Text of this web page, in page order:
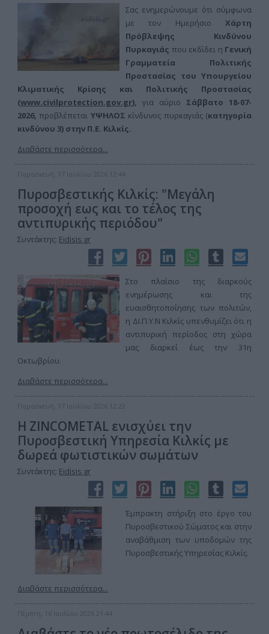
Σας ενημερώνουμε ότι σύμφωνα
με τον Ημερήσιο Χάρτη
Πρόβλεψης Κινδύνου
Πυρκαγιάς που εκδίδει η Γενική
Γραμματεία Πολιτικής
Προστασίας του Υπουργείου
Κλιματικής Κρίσης και Πολιτικής Προστασίας
(www.civilprotection.gov.gr), για αύριο Σάββατο 18-07-
2026, προβλέπεται ΥΨΗΛΟΣ κίνδυνος πυρκαγιάς (κατηγορία
κινδύνου 3) στην Π.Ε. Κιλκίς.
Διαβάστε περισσότερα...
Παρασκευή, 17 Ιουλίου 2026 12:44
Πυροσβεστικής Κιλκίς: "Μεγάλη
προσοχή εως και το τέλος της
αντιπυρικής περιόδου"
Συντάκτης: Eidisis.gr
Στο πλαίσιο της διαρκούς
ενημέρωσης και της
ευαισθητοποίησης των πολιτών,
η ΔΙ.Π.Υ.Ν Κιλκίς υπενθυμίζει ότι η
αντιπυρική περίοδος στη χώρα
μας διαρκεί έως την 31η
Οκτωβρίου.
Διαβάστε περισσότερα...
Παρασκευή, 17 Ιουλίου 2026 12:22
Η ZINCOMETAL ενισχύει την
Πυροσβεστική Υπηρεσία Κιλκίς με
δωρεά φωτιστικών σωμάτων
Συντάκτης: Eidisis.gr
Έμπρακτη στήριξη στο έργο του
Πυροσβεστικού Σώματος και στην
αναβάθμιση των υποδομών της
Πυροσβεστικής Υπηρεσίας Κιλκίς.
Διαβάστε περισσότερα...
Πέμπτη, 16 Ιουλίου 2026 21:44